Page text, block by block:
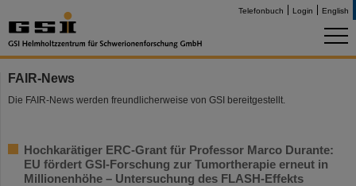
Telefonbuch Login English
FAIR-News
Die FAIR-News werden freundlicherweise von GSI bereitgestellt.
Hochkarätiger ERC-Grant für Professor Marco Durante:
EU fördert GSI-Forschung zur Tumortherapie erneut in
Millionenhöhe – Untersuchung des FLASH-Effekts